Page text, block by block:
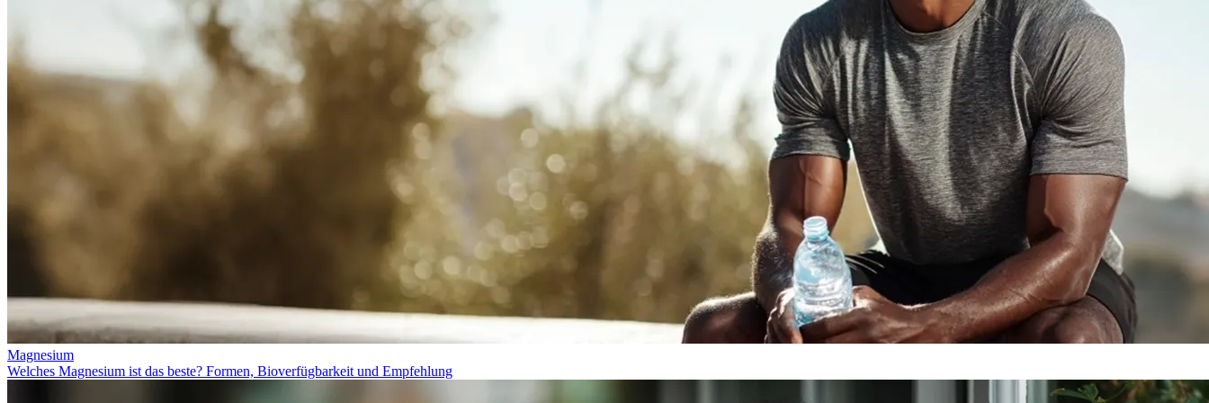
Magnesium
Welches Magnesium ist das beste? Formen, Bioverfügbarkeit und Empfehlung